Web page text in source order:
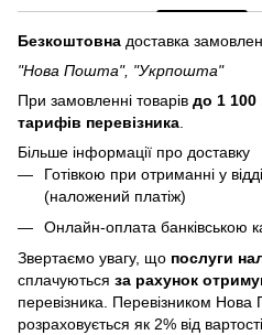
Безкоштовна доставка
"Нова Пошта", "Укрпошта"
При замовленні товарів до 1 100
тарифів перевізника
Більше інформації про доставку
Готівкою при отриманні у
(наложений платіж)
Онлайн-оплата банківською
Звертаємо увагу, що послуги
сплачуються за рахунок
перевізника. Перевізником Нова
розраховується як 2% від